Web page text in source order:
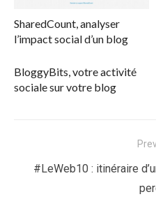
SharedCount, analyser
l’impact social d’un blog
BloggyBits, votre activité
sociale sur votre blog
Previous
#LeWeb10 : itinéraire